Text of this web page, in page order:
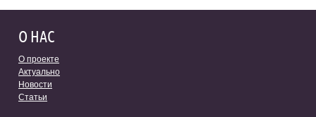
О НАС
О проекте
Актуально
Новости
Статьи